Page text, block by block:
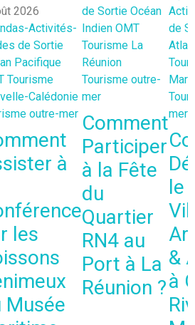
2026
Activités-
de Sortie
Pacifique
Tourisme
Calédonie
outre-mer
à
les
Musée
de Sortie Océan
Indien OMT
Tourisme La
Réunion
Tourisme outre-
mer
Comment
Participer
à la Fête
du
Quartier
RN4 au
Port à La
Réunion ?
de
mer
le
&
à